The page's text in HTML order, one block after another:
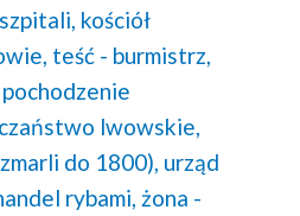
kościół
teść - burmistrz,
pochodzenie
lwowskie,
do 1800), urząd
rybami, żona -